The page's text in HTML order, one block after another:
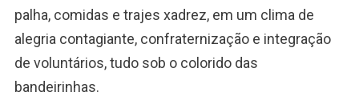
palha, comidas e trajes xadrez, em um clima de
alegria contagiante, confraternização e integração
de voluntários, tudo sob o colorido das
bandeirinhas.